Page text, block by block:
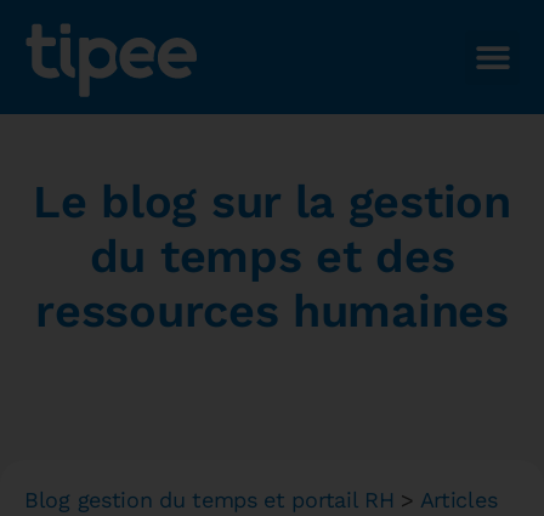
Le blog sur la gestion
du temps et des
ressources humaines
Blog gestion du temps et portail RH > Articles